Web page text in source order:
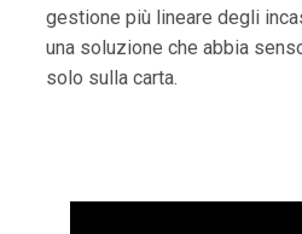
gestione più lineare degli
una soluzione che abbia
solo sulla carta.